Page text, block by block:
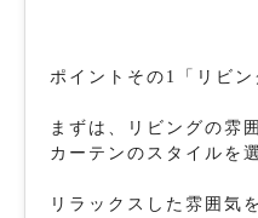
ポイントその1「リビン
まずは、リビングの雰
カーテンのスタイルを
リラックスした雰囲気